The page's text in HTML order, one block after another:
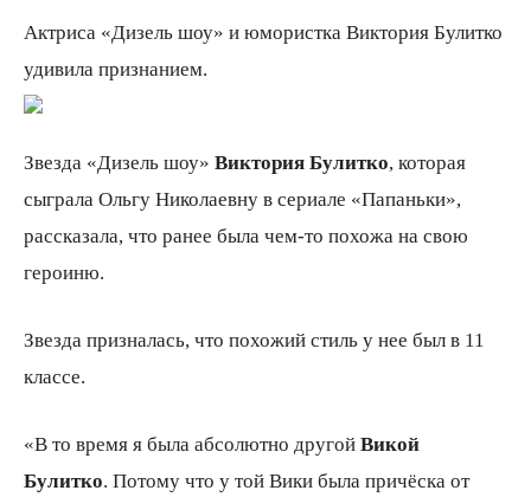
Актриса «Дизель шоу» и юмористка Виктория Булитко
удивила признанием.
Звезда «Дизель шоу» Виктория Булитко, которая
сыграла Ольгу Николаевну в сериале «Папаньки»,
рассказала, что ранее была чем-то похожа на свою
героиню.
Звезда призналась, что похожий стиль у нее был в 11
классе.
«В то время я была абсолютно другой Викой
Булитко. Потому что у той Вики была причёска от